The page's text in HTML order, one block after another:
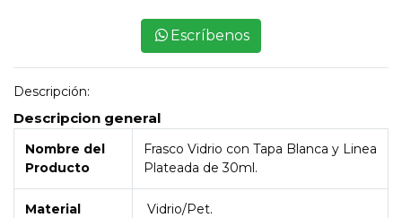
Escríbenos
Descripción:
Descripcion general
Nombre del
Producto
Frasco Vidrio con Tapa Blanca y Linea
Plateada de 30ml.
Material Vidrio/Pet.